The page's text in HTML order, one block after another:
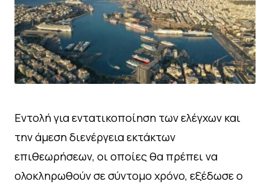
Εντολή για εντατικοποίηση των ελέγχων και
την άμεση διενέργεια εκτάκτων
επιθεωρήσεων, οι οποίες θα πρέπει να
ολοκληρωθούν σε σύντομο χρόνο, εξέδωσε ο